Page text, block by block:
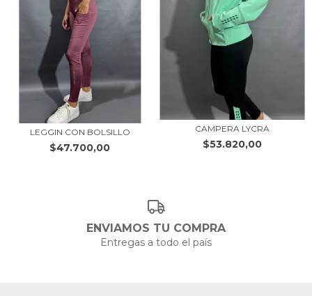
LEGGIN CON BOLSILLO
$47.700,00
CAMPERA LYCRA
$53.820,00
ENVIAMOS TU COMPRA
Entregas a todo el país